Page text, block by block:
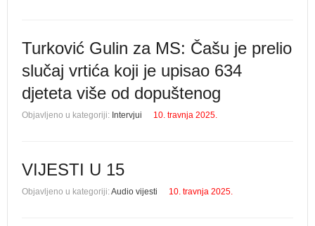
Turković Gulin za MS: Čašu je prelio
slučaj vrtića koji je upisao 634
djeteta više od dopuštenog
Objavljeno u kategoriji: Intervjui 10. travnja 2025.
VIJESTI U 15
Objavljeno u kategoriji:Audio vijesti 10. travnja 2025.